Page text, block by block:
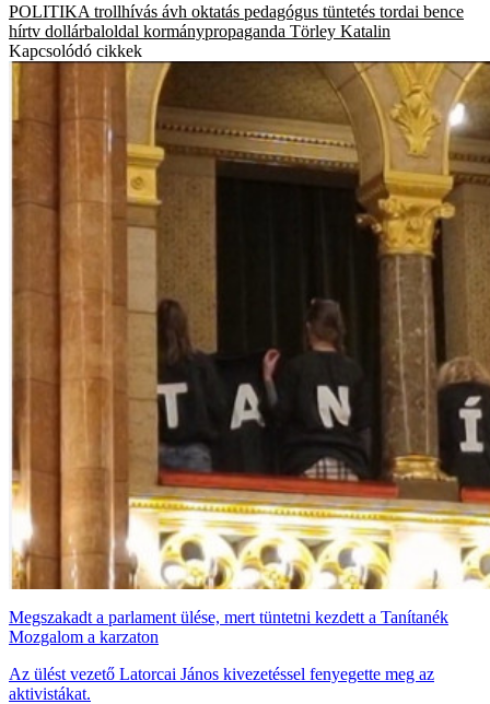
POLITIKA trollhívás ávh oktatás pedagógus tüntetés tordai bence
hírtv dollárbaloldal kormánypropaganda Törley Katalin
Kapcsolódó cikkek
Megszakadt a parlament ülése, mert tüntetni kezdett a Tanítanék
Mozgalom a karzaton
Az ülést vezető Latorcai János kivezetéssel fenyegette meg az
aktivistákat.